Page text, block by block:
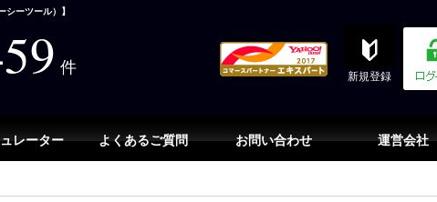
ーツール）】
件 新規登録
ュレーター よくあるご質問 お問い合わせ 運営会社